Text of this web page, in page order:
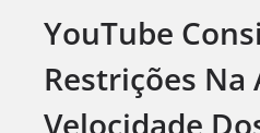
YouTube
Restrições Na
Velocidade